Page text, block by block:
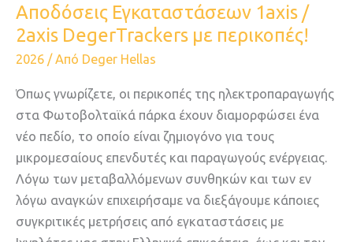
Αποδόσεις Εγκαταστάσεων 1axis /
2axis DegerTrackers με περικοπές!
2026 / Από Deger Hellas
Όπως γνωρίζετε, οι περικοπές της ηλεκτροπαραγωγής
στα Φωτοβολταϊκά πάρκα έχουν διαμορφώσει ένα
νέο πεδίο, το οποίο είναι ζημιογόνο για τους
μικρομεσαίους επενδυτές και παραγωγούς ενέργειας.
Λόγω των μεταβαλλόμενων συνθηκών και των εν
λόγω αναγκών επιχειρήσαμε να διεξάγουμε κάποιες
συγκριτικές μετρήσεις από εγκαταστάσεις με